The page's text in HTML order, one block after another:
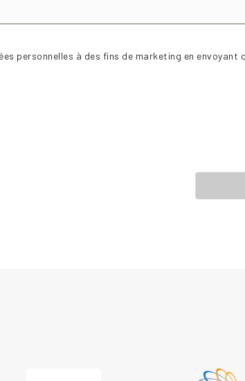
personnelles à des fins de marketing en envoyant